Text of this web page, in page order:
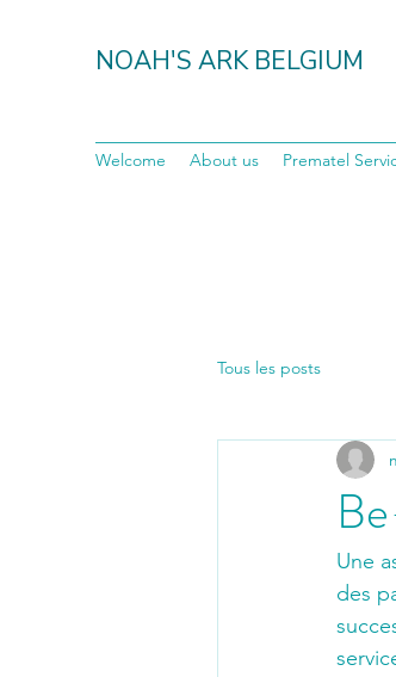
NOAH'S ARK BELGIUM
Welcome About us Prematel
Tous les posts
Une
des